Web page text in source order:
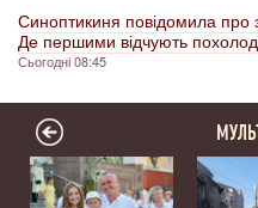
Синоптикиня повідомила
Де першими відчують
Сьогодні 08:45